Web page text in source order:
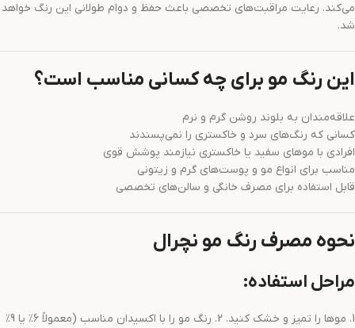
می‌کند. رعایت مراقبت‌های تخصصی باعث حفظ و دوام طولانی این رنگ خواهد
شد.
این رنگ مو برای چه کسانی مناسب است؟
علاقه‌مندان به بلوند روشن گرم و نرم
کسانی که رنگ‌های سرد و خاکستری را نمی‌پسندند
افرادی با موهای سفید یا خاکستری نیازمند پوشش قوی
مناسب برای انواع مو و پوست‌های گرم و زیتونی
قابل استفاده برای مصرف خانگی و سالن‌های تخصصی
نحوه مصرف رنگ مو نچرال
مراحل استفاده:
1. موها را تمیز و خشک کنید. 2. رنگ مو را با اکسیدان مناسب (معمولاً 6٪ یا 9٪